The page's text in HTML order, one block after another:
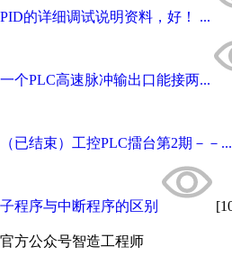
PID的详细调试说明资料，好！ ...
一个PLC高速脉冲输出口能接两...
（已结束）工控PLC擂台第2期－－...
子程序与中断程序的区别
官方公众号智造工程师